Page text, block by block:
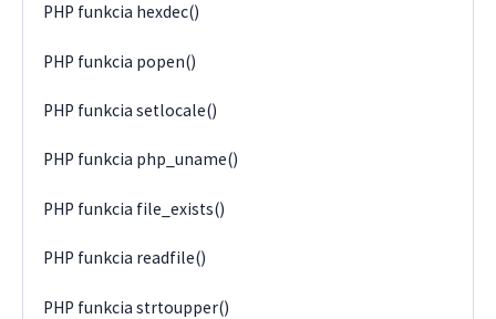
PHP funkcia hexdec()
PHP funkcia popen()
PHP funkcia setlocale()
PHP funkcia php_uname()
PHP funkcia file_exists()
PHP funkcia readfile()
PHP funkcia strtoupper()